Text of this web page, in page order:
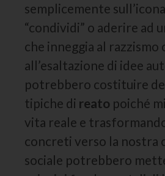
semplicemente
“condividi” o aderire ad
che inneggia al razzismo
all’esaltazione di idee
potrebbero costituire
tipiche di reato poiché
vita reale e
concreti verso la nostra
sociale potrebbero